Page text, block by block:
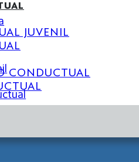
JUVENIL
CONDUCTUAL